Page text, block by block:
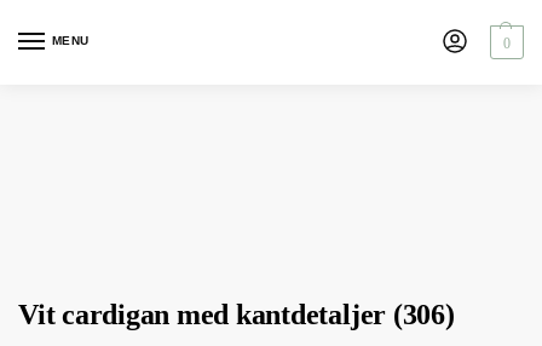
MENU 0
Vit cardigan med kantdetaljer (306)